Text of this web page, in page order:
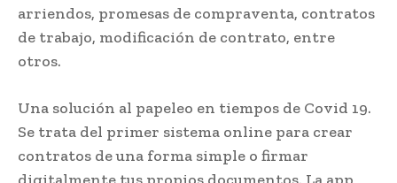
arriendos, promesas de compraventa, contratos
de trabajo, modificación de contrato, entre
otros.
Una solución al papeleo en tiempos de Covid 19.
Se trata del primer sistema online para crear
contratos de una forma simple o firmar